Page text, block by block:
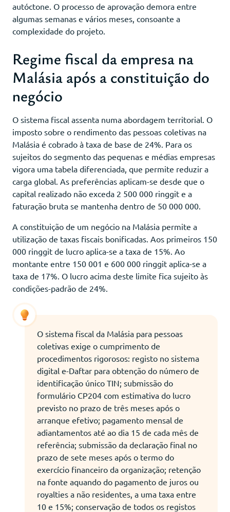
autóctone. O processo de aprovação demora entre
algumas semanas e vários meses, consoante a
complexidade do projeto.
Regime fiscal da empresa na
Malásia após a constituição do
negócio
O sistema fiscal assenta numa abordagem territorial. O
imposto sobre o rendimento das pessoas coletivas na
Malásia é cobrado à taxa de base de 24%. Para os
sujeitos do segmento das pequenas e médias empresas
vigora uma tabela diferenciada, que permite reduzir a
carga global. As preferências aplicam-se desde que o
capital realizado não exceda 2 500 000 ringgit e a
faturação bruta se mantenha dentro de 50 000 000.
A constituição de um negócio na Malásia permite a
utilização de taxas fiscais bonificadas. Aos primeiros 150
000 ringgit de lucro aplica-se a taxa de 15%. Ao
montante entre 150 001 e 600 000 ringgit aplica-se a
taxa de 17%. O lucro acima deste limite fica sujeito às
condições-padrão de 24%.
O sistema fiscal da Malásia para pessoas
coletivas exige o cumprimento de
procedimentos rigorosos: registo no sistema
digital e-Daftar para obtenção do número de
identificação único TIN; submissão do
formulário CP204 com estimativa do lucro
previsto no prazo de três meses após o
arranque efetivo; pagamento mensal de
adiantamentos até ao dia 15 de cada mês de
referência; submissão da declaração final no
prazo de sete meses após o termo do
exercício financeiro da organização; retenção
na fonte aquando do pagamento de juros ou
royalties a não residentes, a uma taxa entre
10 e 15%; conservação de todos os registos